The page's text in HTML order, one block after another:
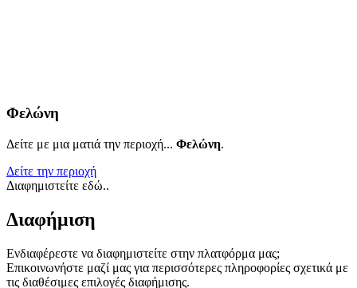
Φελώνη
Δείτε με μια ματιά την περιοχή... Φελώνη.
Δείτε την περιοχή
Διαφημιστείτε εδώ..
Διαφήμιση
Ενδιαφέρεστε να διαφημιστείτε στην πλατφόρμα μας;
Επικοινωνήστε μαζί μας για περισσότερες πληροφορίες σχετικά με
τις διαθέσιμες επιλογές διαφήμισης.